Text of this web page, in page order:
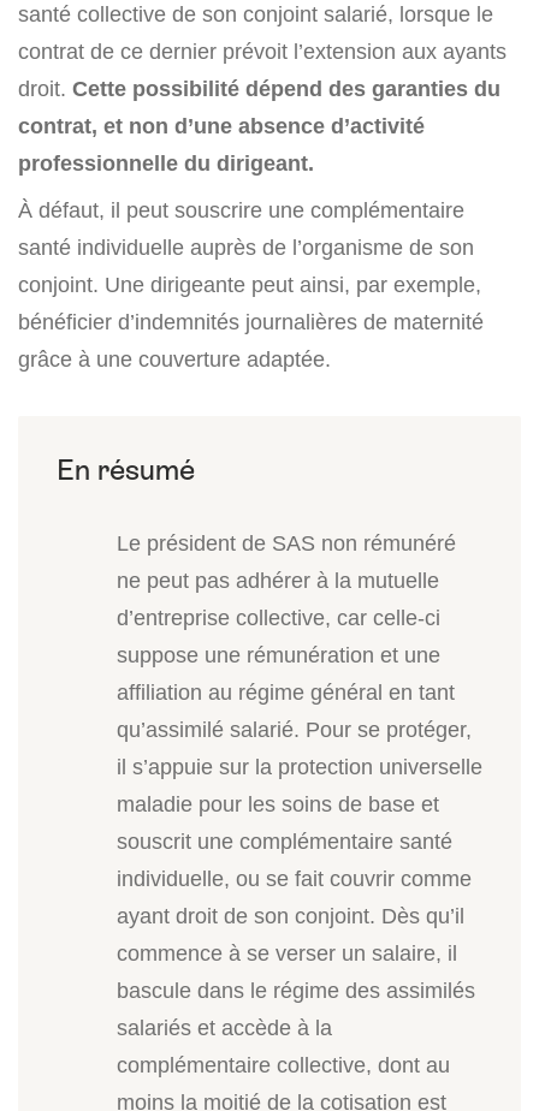
santé collective de son conjoint salarié, lorsque le
contrat de ce dernier prévoit l’extension aux ayants
droit. Cette possibilité dépend des garanties du
contrat, et non d’une absence d’activité
professionnelle du dirigeant.
À défaut, il peut souscrire une complémentaire
santé individuelle auprès de l’organisme de son
conjoint. Une dirigeante peut ainsi, par exemple,
bénéficier d’indemnités journalières de maternité
grâce à une couverture adaptée.
Le président de SAS non rémunéré
ne peut pas adhérer à la mutuelle
d’entreprise collective, car celle-ci
suppose une rémunération et une
affiliation au régime général en tant
qu’assimilé salarié. Pour se protéger,
il s’appuie sur la protection universelle
maladie pour les soins de base et
souscrit une complémentaire santé
individuelle, ou se fait couvrir comme
ayant droit de son conjoint. Dès qu’il
commence à se verser un salaire, il
bascule dans le régime des assimilés
salariés et accède à la
complémentaire collective, dont au
moins la moitié de la cotisation est